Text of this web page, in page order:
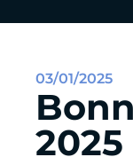
03/01/2025
2025